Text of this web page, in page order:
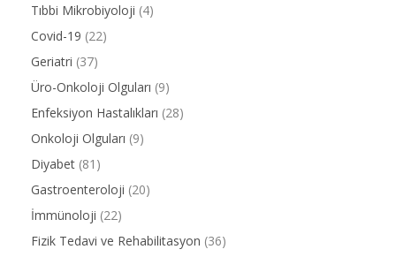
Tıbbi Mikrobiyoloji (4)
Covid-19 (22)
Geriatri (37)
Üro-Onkoloji Olguları (9)
Enfeksiyon Hastalıkları (28)
Onkoloji Olguları (9)
Diyabet (81)
Gastroenteroloji (20)
İmmünoloji (22)
Fizik Tedavi ve Rehabilitasyon (36)